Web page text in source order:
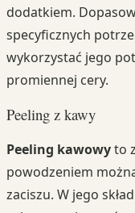
dodatkiem.
specyficznych
wykorzystać jego
promiennej cery.
Peeling z kawy
Peeling kawowyto
powodzeniem
zaciszu. W jego